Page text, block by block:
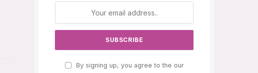
By signing up, you agree to the our